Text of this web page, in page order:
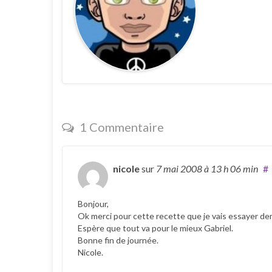
1 Commentaire
nicolesur 7 mai 2008à 13 h 06 min #
Bonjour,
Ok merci pour cette recette que je vais essayer
Espère que tout va pour le mieux Gabriel.
Bonne fin de journée.
Nicole.